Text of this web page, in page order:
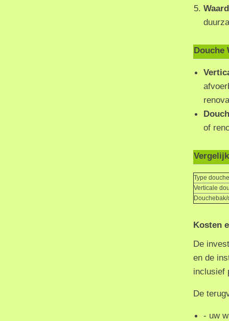
Douche
of
Type
Verticale
Kosten
De
en de
inclusief
De
- uw